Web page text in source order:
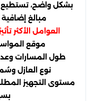
بشكل واضح، تستطيع
مبالغ
العوامل الأكثر
موقع
طول المسارات
نوع العازل
مستوى التجهيز